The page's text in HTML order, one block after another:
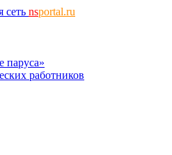
сеть nsportal.ru
паруса»
работников